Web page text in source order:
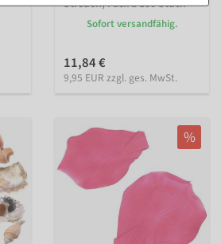
Streuen, Pack à 100 Stück
Sofort versandfähig.
11,84 €
9,95 EUR zzgl. ges. MwSt.
%